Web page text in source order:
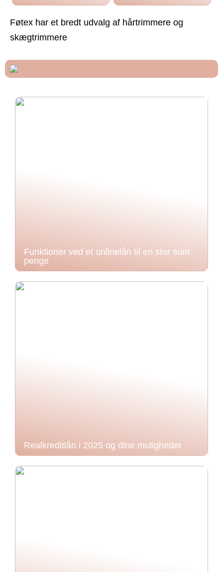
Føtex har et bredt udvalg af hårtrimmere og
skægtrimmere
Funktioner ved et onlinelån til en stor sum
penge
Realkreditlån i 2025 og dine muligheder